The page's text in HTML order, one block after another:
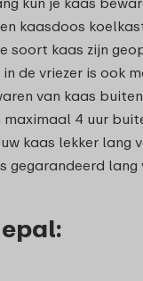
kaasdoos
kaas zijn
de vriezer is ook
van kaas
4 uur
kaas lekker lang
lang